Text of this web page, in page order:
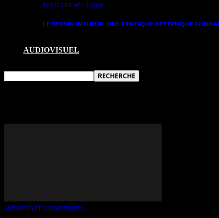
TEXTES DE RÉFLEXION
LE DESSIN INTUITIF. UNE PRATIQUE ARTISTIQUE
AUDIOVISUEL
ANNONCES ET COMMUNIQUÉS